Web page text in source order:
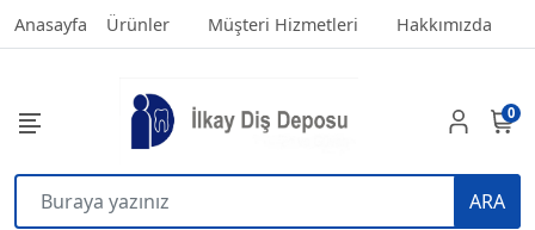
Anasayfa Ürünler Müşteri Hizmetleri Hakkımızda
ARA
0